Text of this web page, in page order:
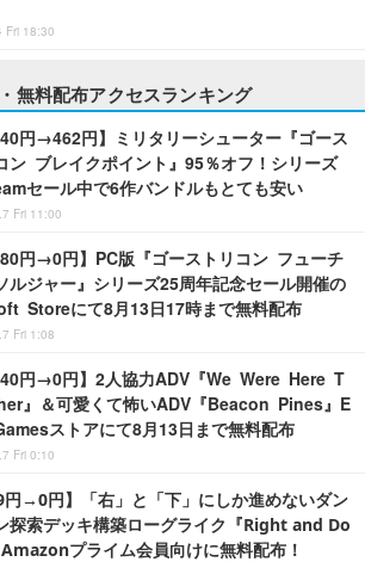
Fri 18:30
無料配布アクセスランキング
円→462円】ミリタリーシューター『ゴース
ン ブレイクポイント』95％オフ！シリーズ
セール中で6作バンドルもとても安い
Fri 11:00
円→0円】PC版『ゴーストリコン フューチ
ルジャー』シリーズ25周年記念セール開催の
Storeにて8月13日17時まで無料配布
Fri 1:08
円→0円】2人協力ADV『We Were Here T
』＆可愛くて怖いADV『Beacon Pines』E
ストアにて8月13日まで無料配布
Fri 0:10
円→0円】「右」と「下」にしか進めないダン
探索デッキ構築ローグライク『Right and Do
プライム会員向けに無料配布！